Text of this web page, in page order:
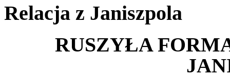
Relacja z Janiszpola
RUSZYŁA